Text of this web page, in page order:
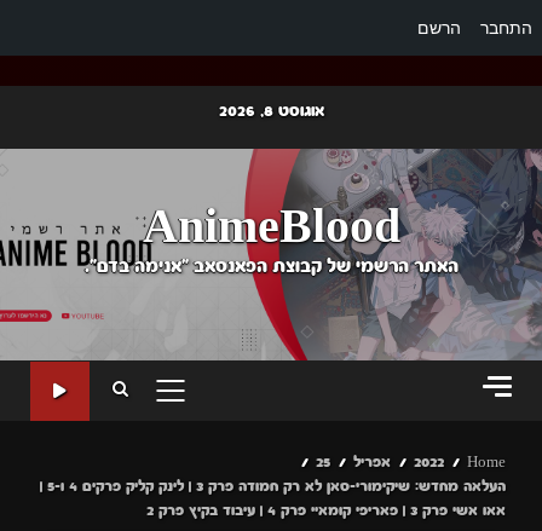
התחבר הרשם
content
אוגוסט 8, 2026
AnimeBlood
האתר הרשמי של קבוצת הפאנסאב "אנימה בדם".
PRIMARY
Home
2022 אפריל
25
העלאה מחדש: שיקימורי-סאן לא רק חמודה פרק 3 | לינק קליק פרקים 4 ו-5 |
אאו אשי פרק 3 | פאריפי קומאיי פרק 4 | עיבוד בקיץ פרק 2